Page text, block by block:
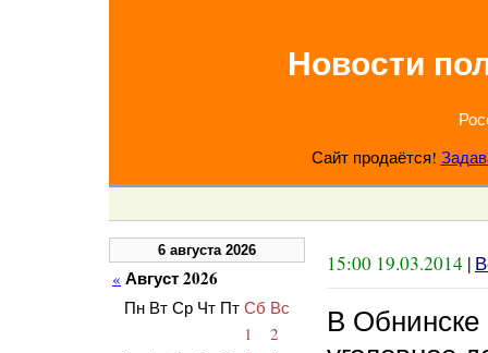
Новости
Сайт продаётся!
15:00 19.03.2014 |
В Обнинске
6 августа 2026
« Август 2026
Пн Вт Ср Чт Пт Сб Вс
1
2